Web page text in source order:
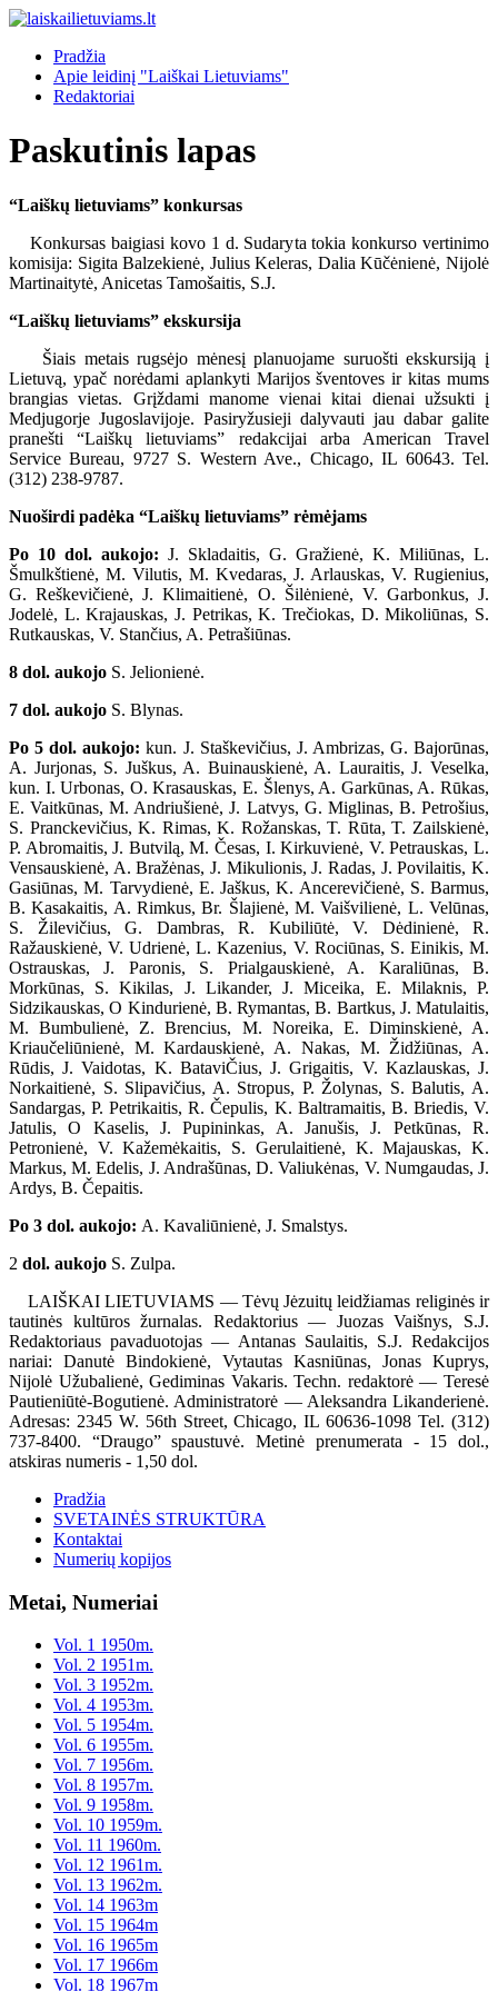
Pradžia
Apie leidinį "Laiškai Lietuviams"
Redaktoriai
Paskutinis lapas
“Laiškų lietuviams” konkursas
Konkursas baigiasi kovo 1 d. Sudaryta tokia konkurso vertinimo
komisija: Sigita Balzekienė, Julius Keleras, Dalia Kūčėnienė, Nijolė
Martinaitytė, Anicetas Tamošaitis, S.J.
“Laiškų lietuviams” ekskursija
Šiais metais rugsėjo mėnesį planuojame suruošti ekskursiją į
Lietuvą, ypač norėdami aplankyti Marijos šventoves ir kitas mums
brangias vietas. Grįždami manome vienai kitai dienai užsukti į
Medjugorje Jugoslavijoje. Pasiryžusieji dalyvauti jau dabar galite
pranešti “Laiškų lietuviams” redakcijai arba American Travel
Service Bureau, 9727 S. Western Ave., Chicago, IL 60643. Tel.
(312) 238-9787.
Nuoširdi padėka “Laiškų lietuviams” rėmėjams
Po 10 dol. aukojo: J. Skladaitis, G. Gražienė, K. Miliūnas, L.
Šmulkštienė, M. Vilutis, M. Kvedaras, J. Arlauskas, V. Rugienius,
G. Reškevičienė, J. Klimaitienė, O. Šilėnienė, V. Garbonkus, J.
Jodelė, L. Krajauskas, J. Petrikas, K. Trečiokas, D. Mikoliūnas, S.
Rutkauskas, V. Stančius, A. Petrašiūnas.
8 dol. aukojo S. Jelionienė.
7 dol. aukojo S. Blynas.
Po 5 dol. aukojo:kun. J. Staškevičius, J. Ambrizas, G. Bajorūnas,
A. Jurjonas, S. Juškus, A. Buinauskienė, A. Lauraitis, J. Veselka,
kun. I. Urbonas, O. Krasauskas, E. Šlenys, A. Garkūnas, A. Rūkas,
E. Vaitkūnas, M. Andriušienė, J. Latvys, G. Miglinas, B. Petrošius,
S. Pranckevičius, K. Rimas, K. Rožanskas, T. Rūta, T. Zailskienė,
P. Abromaitis, J. Butvilą, M. Česas, I. Kirkuvienė, V. Petrauskas, L.
Vensauskienė, A. Bražėnas, J. Mikulionis, J. Radas, J. Povilaitis, K.
Gasiūnas, M. Tarvydienė, E. Jaškus, K. Ancerevičienė, S. Barmus,
B. Kasakaitis, A. Rimkus, Br. Šlajienė, M. Vaišvilienė, L. Velūnas,
S. Žilevičius, G. Dambras, R. Kubiliūtė, V. Dėdinienė, R.
Ražauskienė, V. Udrienė, L. Kazenius, V. Rociūnas, S. Einikis, M.
Ostrauskas, J. Paronis, S. Prialgauskienė, A. Karaliūnas, B.
Morkūnas, S. Kikilas, J. Likander, J. Miceika, E. Milaknis, P.
Sidzikauskas, O Kindurienė, B. Rymantas, B. Bartkus, J. Matulaitis,
M. Bumbulienė, Z. Brencius, M. Noreika, E. Diminskienė, A.
Kriaučeliūnienė, M. Kardauskienė, A. Nakas, M. Židžiūnas, A.
Rūdis, J. Vaidotas, K. BataviČius, J. Grigaitis, V. Kazlauskas, J.
Norkaitienė, S. Slipavičius, A. Stropus, P. Žolynas, S. Balutis, A.
Sandargas, P. Petrikaitis, R. Čepulis, K. Baltramaitis, B. Briedis, V.
Jatulis, O Kaselis, J. Pupininkas, A. Janušis, J. Petkūnas, R.
Petronienė, V. Kažemėkaitis, S. Gerulaitienė, K. Majauskas, K.
Markus, M. Edelis, J. Andrašūnas, D. Valiukėnas, V. Numgaudas, J.
Ardys, B. Čepaitis.
Po 3 dol. aukojo: A. Kavaliūnienė, J. Smalstys.
2 dol. aukojo S. Zulpa.
LAIŠKAI LIETUVIAMS — Tėvų Jėzuitų leidžiamas religinės ir
tautinės kultūros žurnalas. Redaktorius — Juozas Vaišnys, S.J.
Redaktoriaus pavaduotojas — Antanas Saulaitis, S.J. Redakcijos
nariai: Danutė Bindokienė, Vytautas Kasniūnas, Jonas Kuprys,
Nijolė Užubalienė, Gediminas Vakaris. Techn. redaktorė — Teresė
Pautieniūtė-Bogutienė. Administratorė — Aleksandra Likanderienė.
Adresas: 2345 W. 56th Street, Chicago, IL 60636-1098 Tel. (312)
737-8400. “Draugo” spaustuvė. Metinė prenumerata - 15 dol.,
atskiras numeris - 1,50 dol.
Pradžia
SVETAINĖS STRUKTŪRA
Kontaktai
Numerių kopijos
Metai, Numeriai
Vol. 1 1950m.
Vol. 2 1951m.
Vol. 3 1952m.
Vol. 4 1953m.
Vol. 5 1954m.
Vol. 6 1955m.
Vol. 7 1956m.
Vol. 8 1957m.
Vol. 9 1958m.
Vol. 10 1959m.
Vol. 11 1960m.
Vol. 12 1961m.
Vol. 13 1962m.
Vol. 14 1963m
Vol. 15 1964m
Vol. 16 1965m
Vol. 17 1966m
Vol. 18 1967m